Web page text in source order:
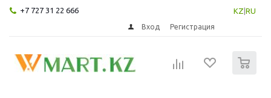
+7 727 31 22 666 KZ RU
Вход Регистрация